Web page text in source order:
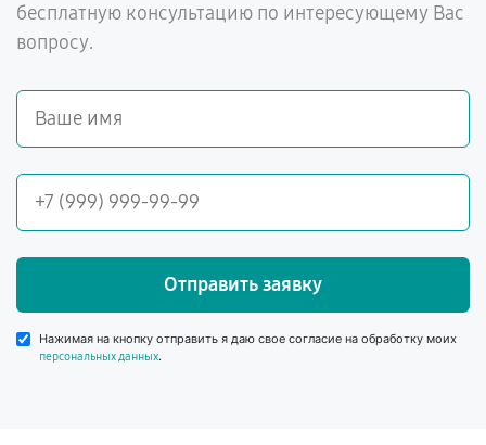
бесплатную консультацию по интересующему Вас
вопросу.
Отправить заявку
Нажимая на кнопку отправить я даю свое согласие на обработку моих
персональных данных.